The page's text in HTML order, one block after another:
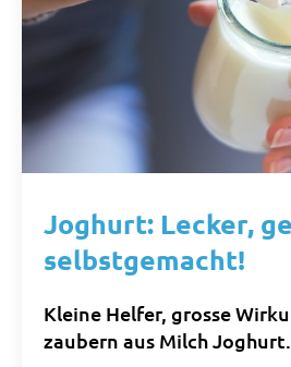
Joghurt: Lecker,
selbstgemacht!
Kleine Helfer, grosse
zaubern aus Milch Joghurt.